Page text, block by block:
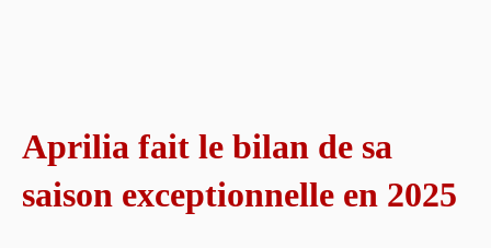
Aprilia fait le bilan de sa
saison exceptionnelle en 2025